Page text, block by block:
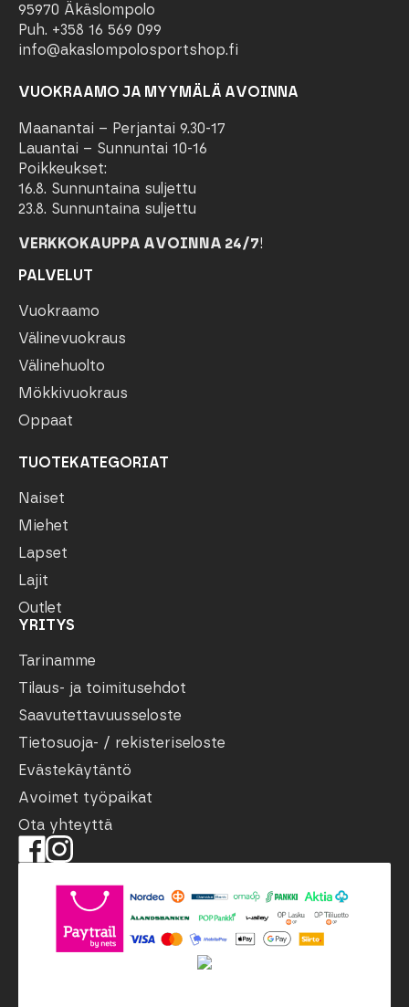
95970 Äkäslompolo
Puh. +358 16 569 099
info@akaslompolosportshop.fi
VUOKRAAMO JA MYYMÄLÄ AVOINNA
Maanantai – Perjantai 9.30-17
Lauantai – Sunnuntai 10-16
Poikkeukset:
16.8. Sunnuntaina suljettu
23.8. Sunnuntaina suljettu
VERKKOKAUPPA AVOINNA 24/7!
PALVELUT
Vuokraamo
Välinevuokraus
Välinehuolto
Mökkivuokraus
Oppaat
TUOTEKATEGORIAT
Naiset
Miehet
Lapset
Lajit
Outlet
YRITYS
Tarinamme
Tilaus- ja toimitusehdot
Saavutettavuusseloste
Tietosuoja- / rekisteriseloste
Evästekäytäntö
Avoimet työpaikat
Ota yhteyttä